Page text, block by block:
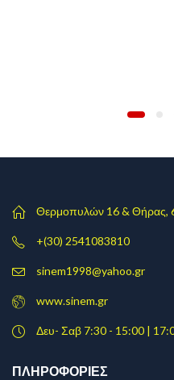
Θερμοπυλών 16 & Θήρας,
+(30) 2541083810
sinem1998@yahoo.gr
www.sinem.gr
Δευ- Σαβ 7:30 - 15:00 |
ΠΛΗΡΟΦΟΡΊΕΣ